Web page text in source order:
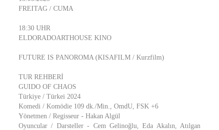
FREITAG / CUMA
18:30 UHR
ELDORADOARTHOUSE KINO
FUTURE IS PANOROMA (KISAFILM / Kurzfilm)
TUR REHBERİ
GUIDO OF CHAOS
Türkiye / Türkei 2024
Komedi / Komödie 109 dk./Min., OmdU, FSK +6
Yönetmen / Regisseur - Hakan Algül
Oyuncular / Darsteller - Cem Gelinoğlu, Eda Akalın, Atılgan